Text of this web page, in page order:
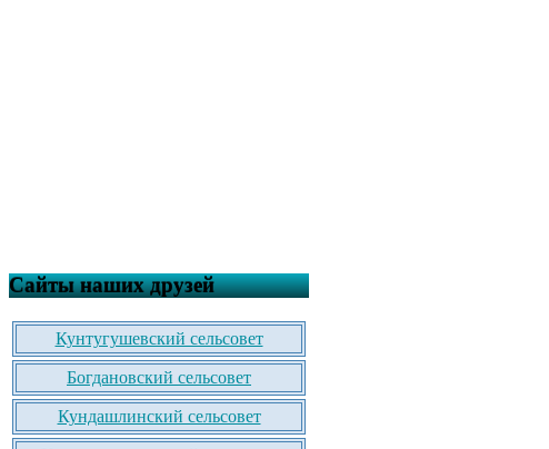
Сайты наших друзей
Кунтугушевский сельсовет
Богдановский сельсовет
Кундашлинский сельсовет